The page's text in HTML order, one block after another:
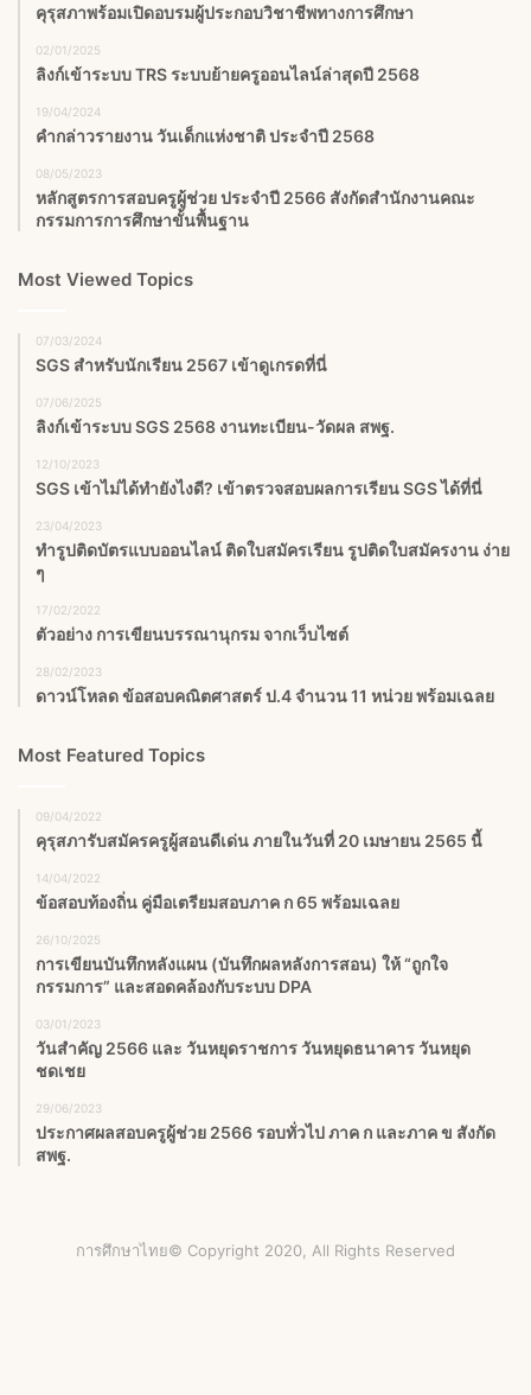
คุรุสภาพร้อมเปิดอบรมผู้ประกอบวิชาชีพทางการศึกษา
02/01/2025
ลิงก์เข้าระบบ TRS ระบบย้ายครูออนไลน์ล่าสุดปี 2568
19/04/2024
คำกล่าวรายงาน วันเด็กแห่งชาติ ประจำปี 2568
08/05/2023
หลักสูตรการสอบครูผู้ช่วย ประจำปี 2566 สังกัดสำนักงานคณะ
กรรมการการศึกษาขั้นพื้นฐาน
Most Viewed Topics
07/03/2024
SGS สําหรับนักเรียน 2567 เข้าดูเกรดที่นี่
07/06/2025
ลิงก์เข้าระบบ SGS 2568 งานทะเบียน-วัดผล สพฐ.
12/10/2023
SGS เข้าไม่ได้ทำยังไงดี? เข้าตรวจสอบผลการเรียน SGS ได้ที่นี่
23/04/2023
ทำรูปติดบัตรแบบออนไลน์ ติดใบสมัครเรียน รูปติดใบสมัครงาน ง่าย
ๆ
17/02/2022
ตัวอย่าง การเขียนบรรณานุกรม จากเว็บไซต์
28/02/2023
ดาวน์โหลด ข้อสอบคณิตศาสตร์ ป.4 จำนวน 11 หน่วย พร้อมเฉลย
Most Featured Topics
09/04/2022
คุรุสภารับสมัครครูผู้สอนดีเด่น ภายในวันที่ 20 เมษายน 2565 นี้
14/04/2022
ข้อสอบท้องถิ่น คู่มือเตรียมสอบภาค ก 65 พร้อมเฉลย
26/10/2025
การเขียนบันทึกหลังแผน (บันทึกผลหลังการสอน) ให้ “ถูกใจ
กรรมการ” และสอดคล้องกับระบบ DPA
03/01/2023
วันสําคัญ 2566 และ วันหยุดราชการ วันหยุดธนาคาร วันหยุด
ชดเชย
29/06/2023
ประกาศผลสอบครูผู้ช่วย 2566 รอบทั่วไป ภาค ก และภาค ข สังกัด
สพฐ.
การศึกษาไทย© Copyright 2020, All Rights Reserved